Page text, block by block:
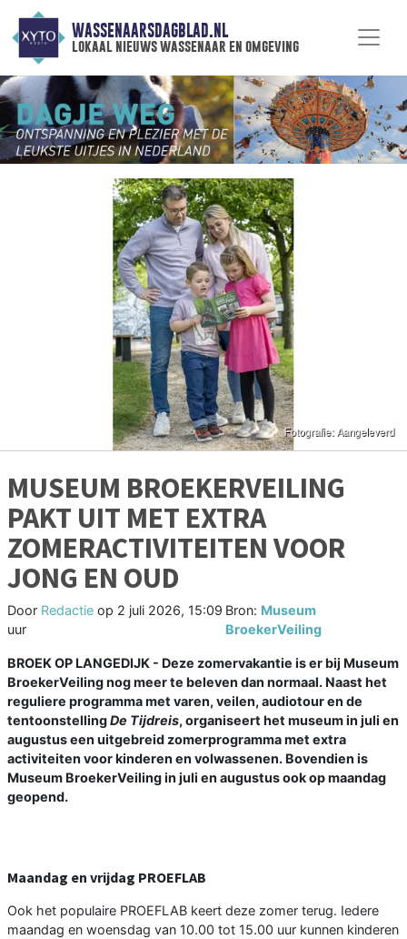
WASSENAARSDAGBLAD.NL
lokaal nieuws wassenaar en omgeving
MUSEUM BROEKERVEILING
PAKT UIT MET EXTRA
ZOMERACTIVITEITEN VOOR
JONG EN OUD
Door Redactie op 2 juli 2026, 15:09
uur
Bron: Museum
BroekerVeiling
BROEK OP LANGEDIJK - Deze zomervakantie is er bij Museum
BroekerVeiling nog meer te beleven dan normaal. Naast het
reguliere programma met varen, veilen, audiotour en de
tentoonstellingDe Tijdreis, organiseert het museum in juli en
augustus een uitgebreid zomerprogramma met extra
activiteiten voor kinderen en volwassenen. Bovendien is
Museum BroekerVeiling in juli en augustus ook op maandag
geopend.
Maandag en vrijdag PROEFLAB
Ook het populaire PROEFLAB keert deze zomer terug. Iedere
maandag en woensdag van 10.00 tot 15.00 uur kunnen kinderen